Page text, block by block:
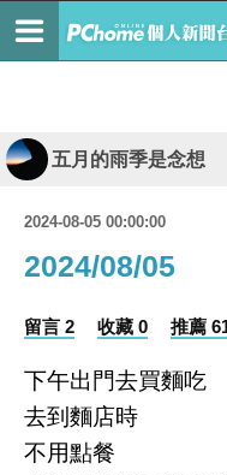
五月的雨季是念想
2024-08-05 00:00:00
2024/08/05
留言 2 收藏 0 推薦
下午出門去買麵吃
去到麵店時
不用點餐